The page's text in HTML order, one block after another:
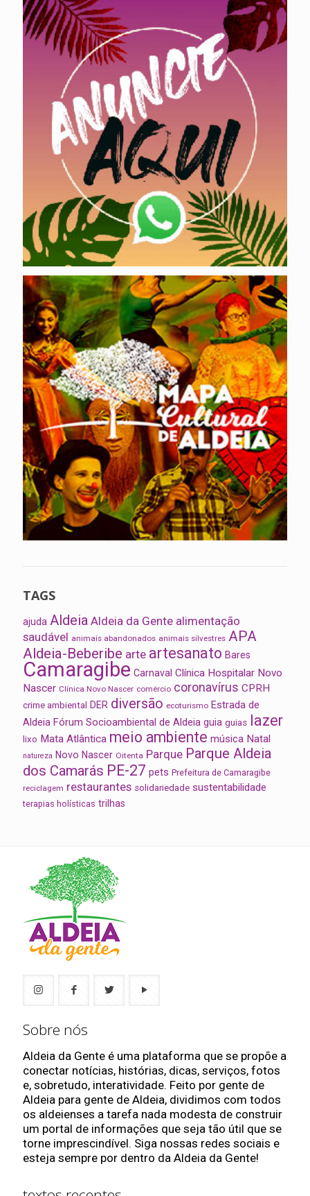
TAGS
ajuda Aldeia Aldeia da Gente alimentação
saudável animais abandonados animais silvestres APA
Aldeia-Beberibe arte artesanato Bares
Camaragibe Carnaval Clínica Hospitalar Novo
Nascer Clínica Novo Nascer comércio coronavírus CPRH
crime ambiental DER diversão ecoturismo Estrada de
Aldeia Fórum Socioambiental de Aldeia guia guias lazer
lixo Mata Atlântica meio ambiente música Natal
natureza Novo Nascer Oitenta Parque Parque Aldeia
dos Camarás PE-27 pets Prefeitura de Camaragibe
reciclagem restaurantes solidariedade sustentabilidade
terapias holísticas trilhas
Sobre nós
Aldeia da Gente é uma plataforma que se propõe a
conectar notícias, histórias, dicas, serviços, fotos
e, sobretudo, interatividade. Feito por gente de
Aldeia para gente de Aldeia, dividimos com todos
os aldeienses a tarefa nada modesta de construir
um portal de informações que seja tão útil que se
torne imprescindível. Siga nossas redes sociais e
esteja sempre por dentro da Aldeia da Gente!